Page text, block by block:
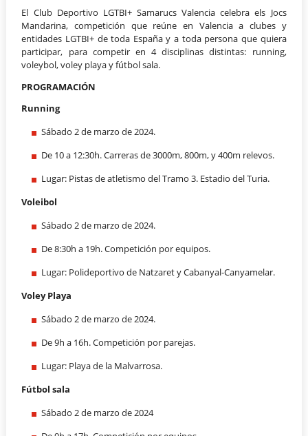
El Club Deportivo LGTBI+ Samarucs Valencia celebra els Jocs
Mandarina, competición que reúne en Valencia a clubes y
entidades LGTBI+ de toda España y a toda persona que quiera
participar, para competir en 4 disciplinas distintas: running,
voleybol, voley playa y fútbol sala.
PROGRAMACIÓN
Running
Sábado 2 de marzo de 2024.
De 10 a 12:30h. Carreras de 3000m, 800m, y 400m relevos.
Lugar: Pistas de atletismo del Tramo 3. Estadio del Turia.
Voleibol
Sábado 2 de marzo de 2024.
De 8:30h a 19h. Competición por equipos.
Lugar: Polideportivo de Natzaret y Cabanyal-Canyamelar.
Voley Playa
Sábado 2 de marzo de 2024.
De 9h a 16h. Competición por parejas.
Lugar: Playa de la Malvarrosa.
Fútbol sala
Sábado 2 de marzo de 2024